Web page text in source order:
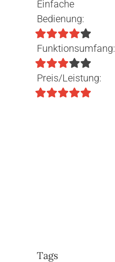
Einfache
Bedienung:
Funktionsumfang:
Preis/Leistung:
Tags